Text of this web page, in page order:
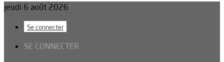
jeudi 6 août 2026
Se connecter
SE CONNECTER